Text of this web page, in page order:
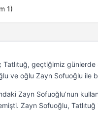
1)
Tatlıtuğ, geçtiğimiz günlerde
ve oğlu Zayn Sofuoğlu ile
Zayn Sofuoğlu’nun
Zayn Sofuoğlu,